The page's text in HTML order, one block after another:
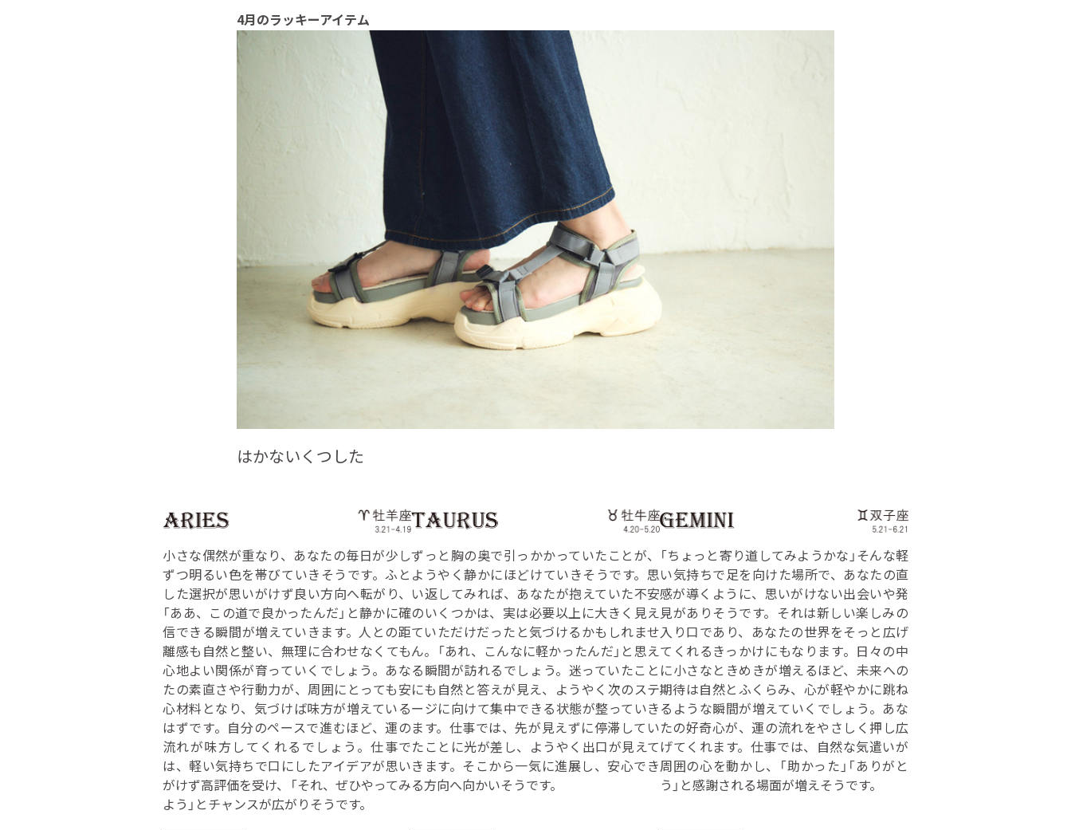
4月のラッキーアイテム
はかないくつした
小さな偶然が重なり、あなたの毎日が少し
ずつ明るい色を帯びていきそうです。ふと
した選択が思いがけず良い方向へ転がり、
「ああ、この道で良かったんだ」と静かに確
信できる瞬間が増えていきます。人との距
離感も自然と整い、無理に合わせなくても
心地よい関係が育っていくでしょう。あな
たの素直さや行動力が、周囲にとっても安
心材料となり、気づけば味方が増えている
はずです。自分のペースで進むほど、運の
流れが味方してくれるでしょう。仕事で
は、軽い気持ちで口にしたアイデアが思い
がけず高評価を受け、「それ、ぜひやってみ
よう」とチャンスが広がりそうです。
ずっと胸の奥で引っかかっていたことが、
ようやく静かにほどけていきそうです。思
い返してみれば、あなたが抱えていた不安
のいくつかは、実は必要以上に大きく見え
ていただけだったと気づけるかもしれませ
ん。「あれ、こんなに軽かったんだ」と思え
る瞬間が訪れるでしょう。迷っていたこと
にも自然と答えが見え、ようやく次のステ
ージに向けて集中できる状態が整っていき
ます。仕事では、先が見えずに停滞してい
たことに光が差し、ようやく出口が見えて
きます。そこから一気に進展し、安心でき
る方向へ向かいそうです。
「ちょっと寄り道してみようかな」そんな軽
い気持ちで足を向けた場所で、あなたの直
感が導くように、思いがけない出会いや発
見がありそうです。それは新しい楽しみの
入り口であり、あなたの世界をそっと広げ
てくれるきっかけにもなります。日々の中
に小さなときめきが増えるほど、未来への
期待は自然とふくらみ、心が軽やかに跳ね
るような瞬間が増えていくでしょう。あな
たの好奇心が、運の流れをやさしく押し広
げてくれます。仕事では、自然な気遣いが
周囲の心を動かし、「助かった」「ありがと
う」と感謝される場面が増えそうです。